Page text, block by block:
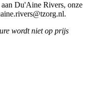
Du'Aine Rivers, onze
wordt niet op prijs